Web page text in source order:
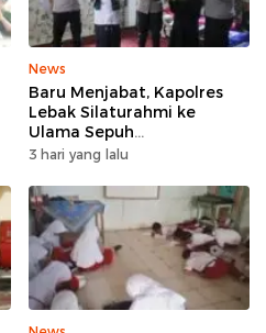
News
Baru Menjabat, Kapolres
Lebak Silaturahmi ke
Ulama Sepuh
Rangkasbitung
3 hari yang lalu